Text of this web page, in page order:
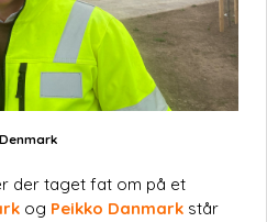
der taget fat om på et
og Peikko Danmark står